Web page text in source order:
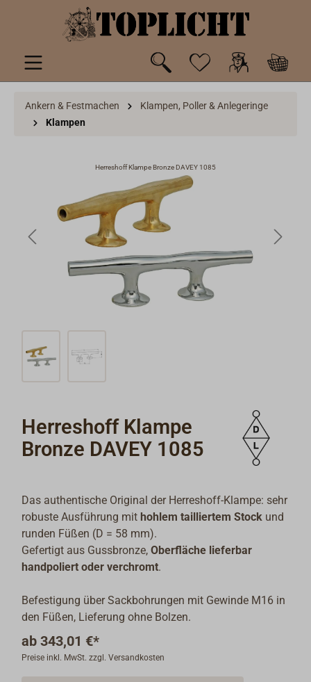
springen
Ankern & Festmachen
Klampen, Poller & Anlegeringe
Klampen
Herreshoff Klampe Bronze DAVEY 1085
Herreshoff Klampe
Bronze DAVEY 1085
Das authentische Original der Herreshoff-Klampe: sehr
robuste Ausführung mit hohlem tailliertem Stock und
runden Füßen (D = 58 mm).
Gefertigt aus Gussbronze,Oberfläche lieferbar
handpoliert oder verchromt.
Befestigung über Sackbohrungen mit Gewinde M16 in
den Füßen, Lieferung ohne Bolzen.
ab 343,01 €*
Preise inkl. MwSt. zzgl. Versandkosten